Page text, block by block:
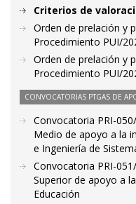
Criterios de
Orden de prelación y
Procedimiento PUI/
Orden de prelación y
Procedimiento PUI/
CONVOCATORIAS PTGAS DE
Convocatoria PRI-
Medio de apoyo a la
e Ingeniería de
Convocatoria PRI-
Superior de apoyo a
Educación